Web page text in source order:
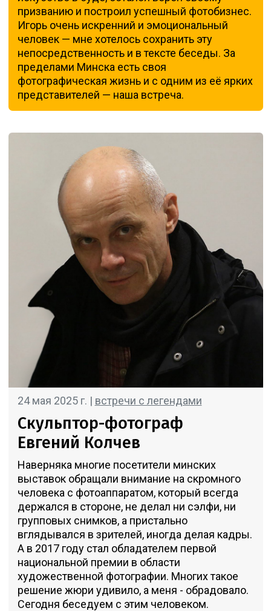
призванию и построил успешный фотобизнес.
Игорь очень искренний и эмоциональный
человек — мне хотелось сохранить эту
непосредственность и в тексте беседы. За
пределами Минска есть своя
фотографическая жизнь и с одним из её ярких
представителей — наша встреча.
24 мая 2025 г. | встречи с легендами
Скульптор-фотограф
Евгений Колчев
Наверняка многие посетители минских
выставок обращали внимание на скромного
человека с фотоаппаратом, который всегда
держался в стороне, не делал ни сэлфи, ни
групповых снимков, а пристально
вглядывался в зрителей, иногда делая кадры.
А в 2017 году стал обладателем первой
национальной премии в области
художественной фотографии. Многих такое
решение жюри удивило, а меня - обрадовало.
Сегодня беседуем с этим человеком.